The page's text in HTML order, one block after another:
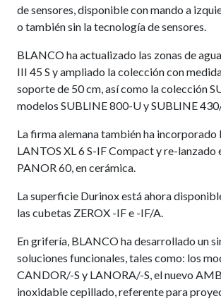
de sensores, disponible con mando a
o también sin la tecnología de sensores.
BLANCO ha actualizado las zonas de
III 45 S y ampliado la colección con
soporte de 50 cm, así como la colección
modelos SUBLINE 800-U y SUBLINE
La firma alemana también ha incorporado
LANTOS XL 6 S-IF Compact y re-lanzado
PANOR 60, en cerámica.
La superficie Durinox está ahora
las cubetas ZEROX -IF e -IF/A.
En grifería, BLANCO ha desarrollado un
soluciones funcionales, tales como: los
CANDOR/-S y LANORA/-S, el nuevo
inoxidable cepillado, referente para